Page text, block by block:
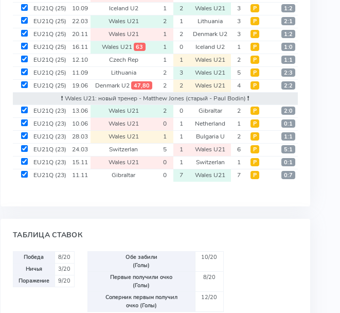
EU21Q (25) 10.09 Iceland U2 1 2 Wales U21 3 Р 1:2
EU21Q (25) 22.03 Wales U21 2 1 Lithuania 3 Р 2:1
EU21Q (25) 20.11 Wales U21 1 2 Denmark U2 3 Р 1:2
EU21Q (25) 16.11 Wales U21 63 1 0 Iceland U2 1 Р 1:0
EU21Q (25) 12.10 Czech Rep 1 1 Wales U21 2 Р 1:1
EU21Q (25) 11.09 Lithuania 2 3 Wales U21 5 Р 2:3
EU21Q (25) 19.06 Denmark U2 47,80 2 2 Wales U21 4 Р 2:2
❗️ Wales U21: новый тренер - Matthew Jones (старый - Paul Bodin) ❗️
EU21Q (23) 13.06 Wales U21 2 0 Gibraltar 2 Р 2:0
EU21Q (23) 10.06 Wales U21 0 1 Netherland 1 Р 0:1
EU21Q (23) 28.03 Wales U21 1 1 Bulgaria U 2 Р 1:1
EU21Q (23) 24.03 Switzerlan 5 1 Wales U21 6 Р 5:1
EU21Q (23) 15.11 Wales U21 0 1 Switzerlan 1 Р 0:1
EU21Q (23) 11.11 Gibraltar 0 7 Wales U21 7 Р 0:7
ТАБЛИЦА СТАВОК
Победа
8/20
Ничья
3/20
Поражение
9/20
Обе забили
(Голы)
10/20
Первые получили очко
(Голы)
8/20
Соперник первым получил
очко (Голы)
12/20